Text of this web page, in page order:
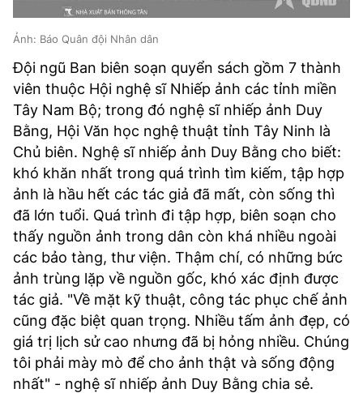
Ảnh: Báo Quân đội Nhân dân
Đội ngũ Ban biên soạn quyển sách gồm 7 thành
viên thuộc Hội nghệ sĩ Nhiếp ảnh các tỉnh miền
Tây Nam Bộ; trong đó nghệ sĩ nhiếp ảnh Duy
Bằng, Hội Văn học nghệ thuật tỉnh Tây Ninh là
Chủ biên. Nghệ sĩ nhiếp ảnh Duy Bằng cho biết:
khó khăn nhất trong quá trình tìm kiếm, tập hợp
ảnh là hầu hết các tác giả đã mất, còn sống thì
đã lớn tuổi. Quá trình đi tập hợp, biên soạn cho
thấy nguồn ảnh trong dân còn khá nhiều ngoài
các bảo tàng, thư viện. Thậm chí, có những bức
ảnh trùng lặp về nguồn gốc, khó xác định được
tác giả. "Về mặt kỹ thuật, công tác phục chế ảnh
cũng đặc biệt quan trọng. Nhiều tấm ảnh đẹp, có
giá trị lịch sử cao nhưng đã bị hỏng nhiều. Chúng
tôi phải mày mò để cho ảnh thật và sống động
nhất" - nghệ sĩ nhiếp ảnh Duy Bằng chia sẻ.